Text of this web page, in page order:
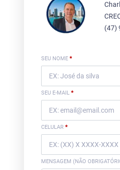
(47)
SEU NOME *
SEU E-MAIL *
CELULAR *
MENSAGEM (NÃO